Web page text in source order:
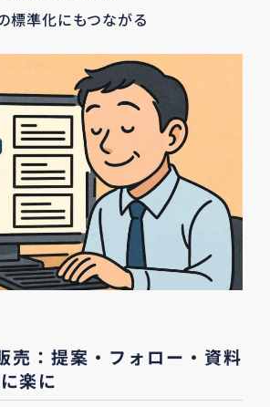
標準化にもつながる
売：提案・フォロー・資料
楽に